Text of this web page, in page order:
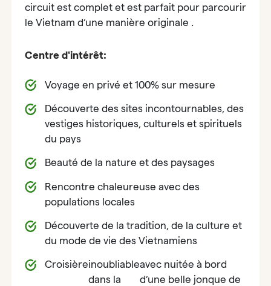
circuit est complet et est parfait pour parcourir
le Vietnam d’une manière originale .
Centre d'intérêt:
Voyage en privé et 100% sur mesure
Découverte des sites incontournables, des
vestiges historiques, culturels et spirituels
du pays
Beauté de la nature et des paysages
Rencontre chaleureuse avec des
populations locales
Découverte de la tradition, de la culture et
du mode de vie des Vietnamiens
Croisièreinoubliable
dans la
avec nuitée à bord
d’une belle jonque de